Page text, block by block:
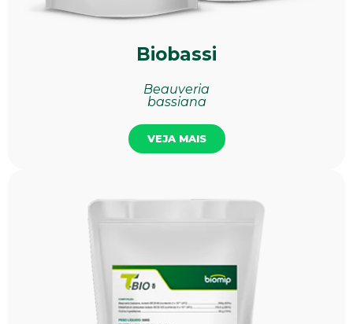
Biobassi
Beauveria
bassiana
VEJA MAIS